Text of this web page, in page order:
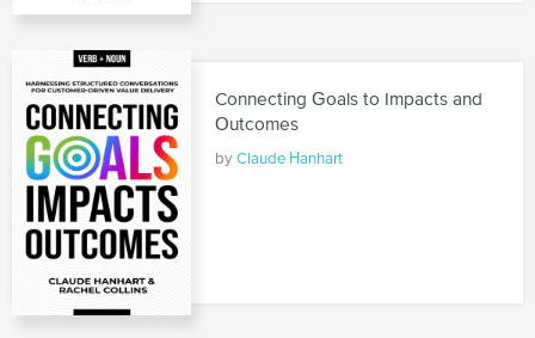
Connecting Goals to Impacts and
Outcomes
by Claude Hanhart